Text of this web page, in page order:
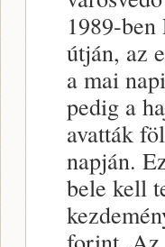
1989-
útján, az
a mai
pedig a
avatták
napján.
bele kell